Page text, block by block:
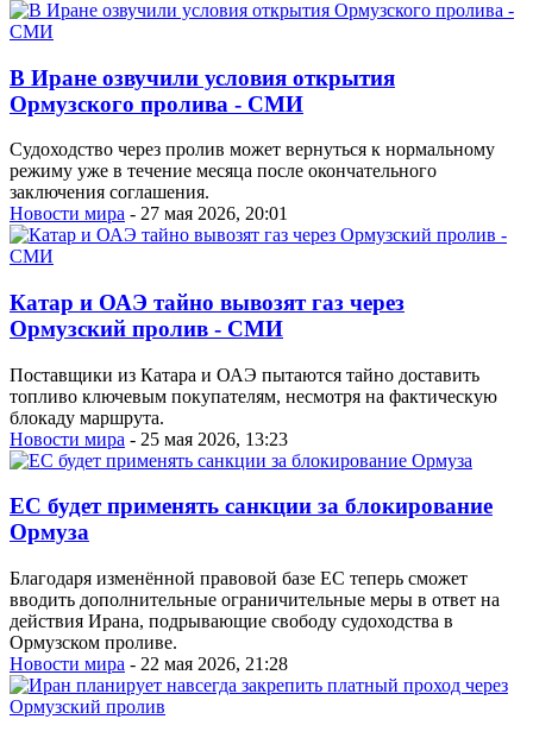
В Иране озвучили условия открытия
Ормузского пролива - СМИ
Судоходство через пролив может вернуться к нормальному
режиму уже в течение месяца после окончательного
заключения соглашения.
Новости мира - 27 мая 2026, 20:01
Катар и ОАЭ тайно вывозят газ через
Ормузский пролив - СМИ
Поставщики из Катара и ОАЭ пытаются тайно доставить
топливо ключевым покупателям, несмотря на фактическую
блокаду маршрута.
Новости мира - 25 мая 2026, 13:23
ЕС будет применять санкции за блокирование
Ормуза
Благодаря изменённой правовой базе ЕС теперь сможет
вводить дополнительные ограничительные меры в ответ на
действия Ирана, подрывающие свободу судоходства в
Ормузском проливе.
Новости мира - 22 мая 2026, 21:28